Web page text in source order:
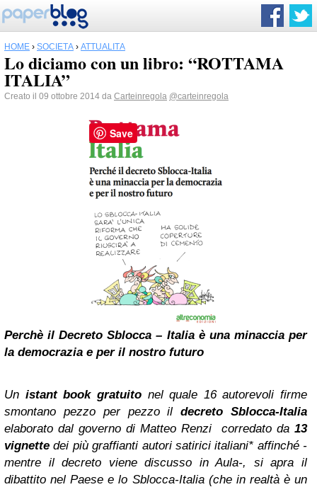
HOME › SOCIETÀ › ATTUALITÀ
Lo diciamo con un libro: “ROTTAMA
ITALIA”
Creato il 09 ottobre 2014 da Carteinregola @carteinregola
Perchè il Decreto Sblocca – Italia è una minaccia per
la democrazia e per il nostro futuro
Un istant book gratuitonel quale 16 autorevoli firme
smontano pezzo per pezzo ildecreto Sblocca-Italia
elaborato dal governo di Matteo Renzi corredato da 13
vignettedei più graffianti autori satirici italiani* affinché -
mentre il decreto viene discusso in Aula-, si apra il
dibattito nel Paese e lo Sblocca-Italia (che in realtà è un
Save